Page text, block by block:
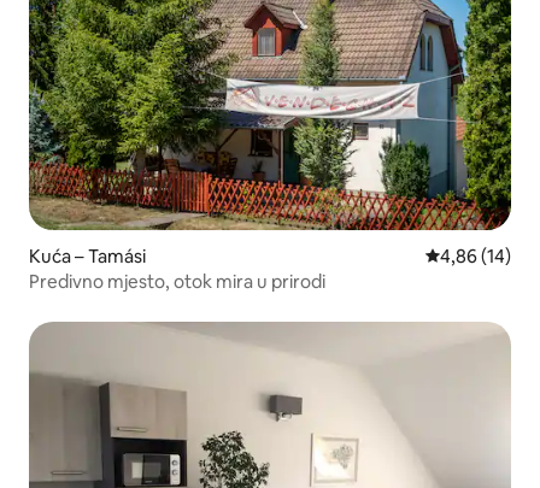
Kuća – Tamási Prosječna
4,86 (14)
Predivno mjesto, otok mira u prirodi